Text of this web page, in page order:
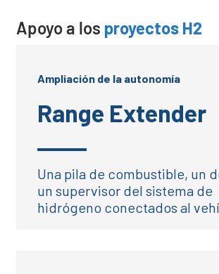
Apoyo a los proyectos H2
Ampliación de la autonomía
Range Extender
Una pila de combustible, un
un supervisor del sistema de
hidrógeno conectados al